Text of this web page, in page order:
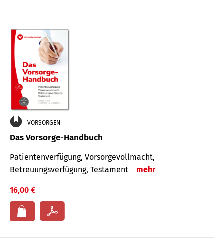
VORSORGEN
Das Vorsorge-Handbuch
Patientenverfügung, Vorsorgevollmacht,
Betreuungsverfügung, Testament
mehr
16,00 €